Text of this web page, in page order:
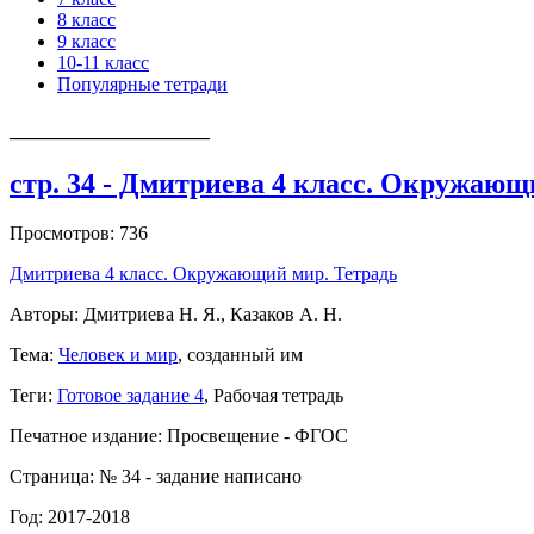
8 класс
9 класс
10-11 класс
Популярные тетради
стр. 34 - Дмитриева 4 класс.
Просмотров: 736
Дмитриева 4 класс. Окружающий мир. Тетрадь
Авторы: Дмитриева Н. Я., Казаков А. Н.
Тема: Человек и мир, созданный им
Теги: Готовое задание 4, Рабочая тетрадь
Печатное издание: Просвещение - ФГОС
Страница: № 34 - задание написано
Год: 2017-2018